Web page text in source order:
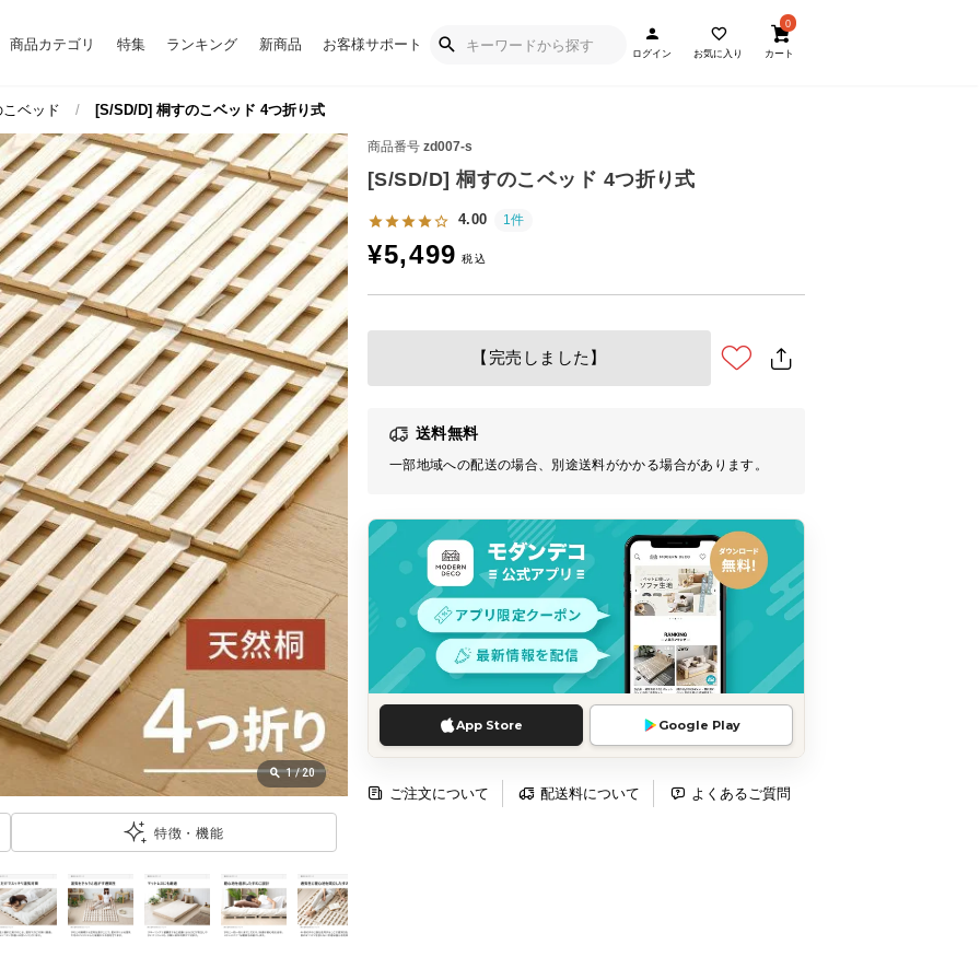
商品カテゴリ 特集 ランキング 新商品 お客様サポート
ログイン お気に入り
0
カート
ベッド [S/SD/D] 桐すのこベッド 4つ折り式
商品番号 zd007-s
[S/SD/D] 桐すのこベッド 4つ折り式
4.00 1件
¥5,499
【完売しました】
送料無料
一部地域への配送の場合、別途送料がかかる場合があります。
App Store Google Play
ご注文について 配送料について よくあるご質問
1/20
特徴・機能